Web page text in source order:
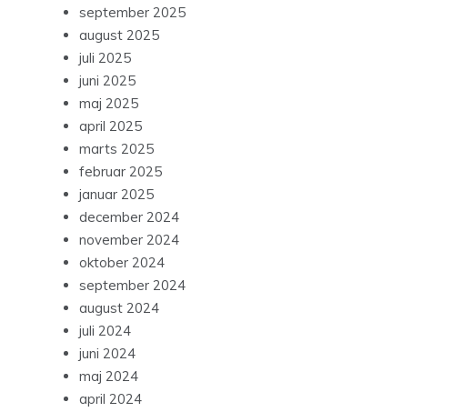
september 2025
august 2025
juli 2025
juni 2025
maj 2025
april 2025
marts 2025
februar 2025
januar 2025
december 2024
november 2024
oktober 2024
september 2024
august 2024
juli 2024
juni 2024
maj 2024
april 2024